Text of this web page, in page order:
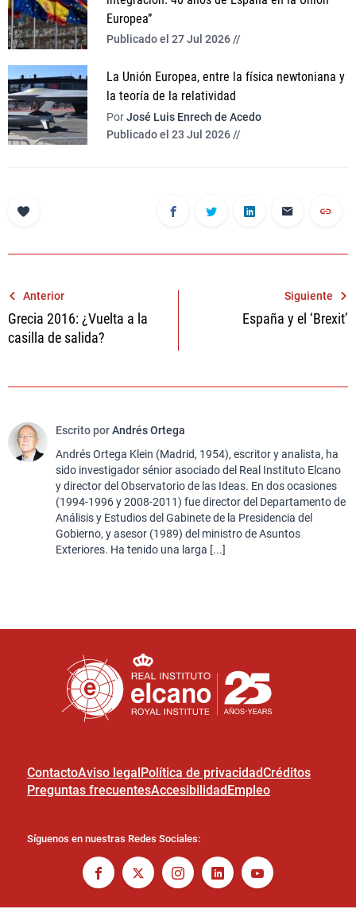
Europea”
Publicado el 27 Jul 2026 //
La Unión Europea, entre la física newtoniana y
la teoría de la relatividad
PorJosé Luis Enrech de Acedo
Publicado el 23 Jul 2026 //
Navegación
de
entradas
Anterior
Grecia 2016: ¿Vuelta a la
casilla de salida?
Siguiente
España y el ‘Brexit’
Escrito porAndrés Ortega
Andrés Ortega Klein (Madrid, 1954), escritor y analista, ha
sido investigador sénior asociado del Real Instituto Elcano
y director del Observatorio de las Ideas. En dos ocasiones
(1994-1996 y 2008-2011) fue director del Departamento de
Análisis y Estudios del Gabinete de la Presidencia del
Gobierno, y asesor (1989) del ministro de Asuntos
Exteriores. Ha tenido una larga [...]
ContactoAviso legal Política de privacidadCréditos
Preguntas frecuentesAccesibilidad Empleo
Síguenos en nuestras Redes Sociales: